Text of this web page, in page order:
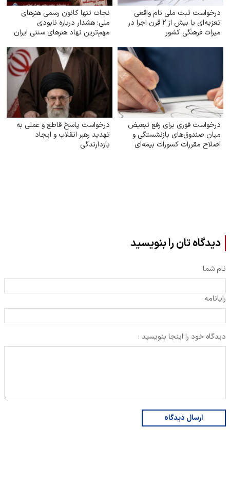
درخواست ثبت ملی نام واقعی
تعزیه‌ای با بیش از ۲ قرن اجرا در
میراث فرهنگی کشور
نجات تنها کانون رسمی هنرهای
ملی؛ هشدار درباره نابودی
مهم‌ترین نهاد هنرهای سنتی ایران
درخواست فوری برای رفع تبعیض
میان صندوق‌های بازنشستگی و
اصلاح مقررات کسورات بیمه‌ای
درخواست پاسخ قاطع و عملی به
تهدید رهبر انقلاب و ایجاد
بازدارندگی
دیدگاه تان را بنویسید
نام شما
رایانامه
دیدگاه خود را اینجا بنویسید :
ارسال دیدگاه